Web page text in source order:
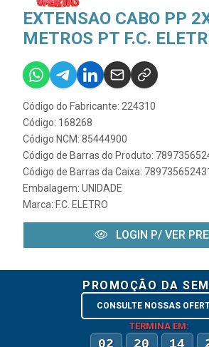
EXTENSAO CABO PP
METROS PT F.C.
Código do Fabricante: 224310
Código: 168268
Código NCM: 85444900
Código de Barras do Produto:
Código de Barras da Caixa:
Embalagem: UNIDADE
Marca: F.C. ELETRO
LOGIN P/ VER
PROMOÇÃO DA
CONSULTE NOSSAS
TERMINA EM: